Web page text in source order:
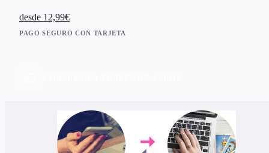
desde 12,99€
PAGO SEGURO CON TARJETA